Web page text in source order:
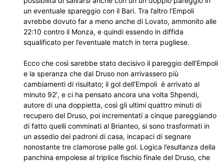
un eventuale spareggio con il Bari. Tra l’altro l’Empoli
avrebbe dovuto far a meno anche di Lovato, ammonito alle
22:10 contro il Monza, e quindi essendo in diffida
squalificato per l’eventuale match in terra pugliese.
Ecco che così sarebbe stato decisivo il pareggio dell’Empoli
e la speranza che dal Druso non arrivassero più
cambiamenti di risultato; il gol dell’Empoli è arrivato al
minuto 92′, e ci ha pensato ancora una volta Shpendi,
autore di una doppietta, così gli ultimi quattro minuti di
recupero del Druso, poi incrementati a cinque pareggiando
di fatto quelli comminati al Brianteo, si sono trasformati in
un assedio dei padroni di casa, incapaci di segnare
nonostante tre clamorose palle gol. Logica l’esultanza della
panchina empolese al triplice fischio finale del Druso, che